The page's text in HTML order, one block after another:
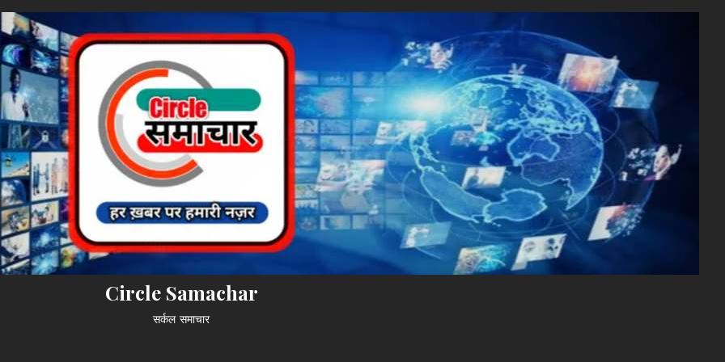
Circle Samachar
सर्कल समाचार